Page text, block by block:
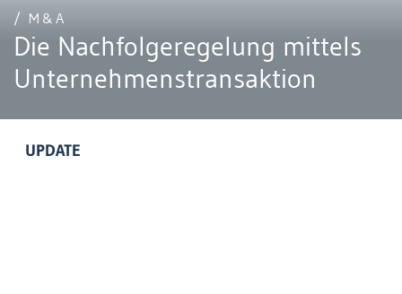
/ M&A
Die Nachfolgeregelung mittels
Unternehmenstransaktion
UPDATE